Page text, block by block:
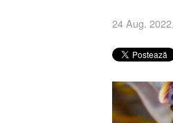
24 Aug.